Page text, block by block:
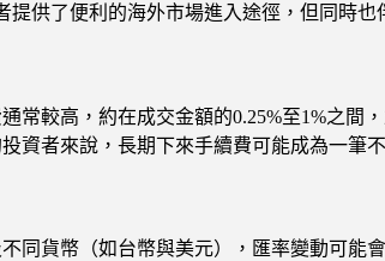
提供了便利的海外市場進入途徑，但同時也
通常較高，約在成交金額的0.25%至1%之間
資者來說，長期下來手續費可能成為一筆
不同貨幣（如台幣與美元），匯率變動可能